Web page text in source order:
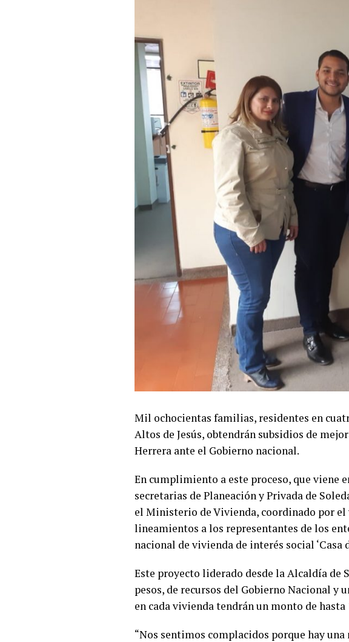
Mil ochocientas familias, residentes en
Altos de Jesús, obtendrán subsidios de
Herrera ante el Gobierno nacional.
En cumplimiento a este proceso, que viene
secretarias de Planeación y Privada de
el Ministerio de Vivienda, coordinado por
lineamientos a los representantes de los
nacional de vivienda de interés social ‘Casa
Este proyecto liderado desde la Alcaldía
pesos, de recursos del Gobierno Nacional
en cada vivienda tendrán un monto de hasta
“Nos sentimos complacidos porque hay